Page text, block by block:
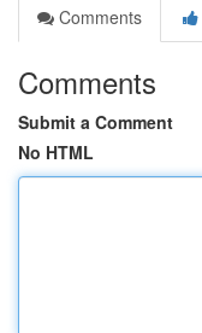
Comments
Comments
Submit a Comment
No HTML